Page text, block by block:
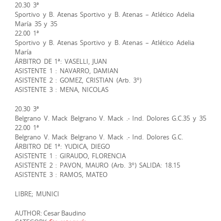
20.30 3ª
Sportivo y B. Atenas Sportivo y B. Atenas – Atlético Adelia
María 35 y 35
22.00 1ª
Sportivo y B. Atenas Sportivo y B. Atenas – Atlético Adelia
María
ÁRBITRO DE 1ª: VASELLI, JUAN
ASISTENTE 1 : NAVARRO, DAMIAN
ASISTENTE 2 : GOMEZ, CRISTIAN (Arb. 3°)
ASISTENTE 3 : MENA, NICOLAS
20.30 3ª
Belgrano V. Mack Belgrano V. Mack .- Ind. Dolores G.C.35 y 35
22.00 1ª
Belgrano V. Mack Belgrano V. Mack .- Ind. Dolores G.C.
ÁRBITRO DE 1ª: YUDICA, DIEGO
ASISTENTE 1 : GIRAUDO, FLORENCIA
ASISTENTE 2 : PAVON, MAURO (Arb. 3°) SALIDA: 18.15
ASISTENTE 3 : RAMOS, MATEO
LIBRE; MUNICI
AUTHOR: Cesar Baudino